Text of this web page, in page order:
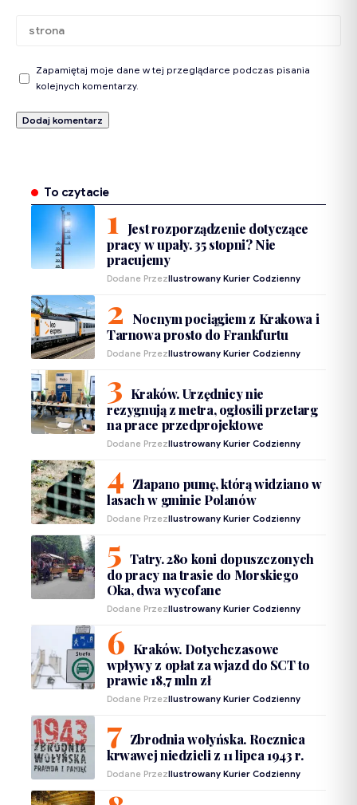
Zapamiętaj moje dane w tej przeglądarce podczas pisania
kolejnych komentarzy.
To czytacie
Jest rozporządzenie dotyczące
pracy w upały. 35 stopni? Nie
pracujemy
Dodane PrzezIlustrowany Kurier Codzienny
Nocnym pociągiem z Krakowa i
Tarnowa prosto do Frankfurtu
Dodane PrzezIlustrowany Kurier Codzienny
Kraków. Urzędnicy nie
rezygnują z metra, ogłosili przetarg
na prace przedprojektowe
Dodane PrzezIlustrowany Kurier Codzienny
Złapano pumę, którą widziano w
lasach w gminie Polanów
Dodane PrzezIlustrowany Kurier Codzienny
Tatry. 280 koni dopuszczonych
do pracy na trasie do Morskiego
Oka, dwa wycofane
Dodane PrzezIlustrowany Kurier Codzienny
Kraków. Dotychczasowe
wpływy z opłat za wjazd do SCT to
prawie 18,7 mln zł
Dodane PrzezIlustrowany Kurier Codzienny
Zbrodnia wołyńska. Rocznica
krwawej niedzieli z 11 lipca 1943 r.
Dodane PrzezIlustrowany Kurier Codzienny